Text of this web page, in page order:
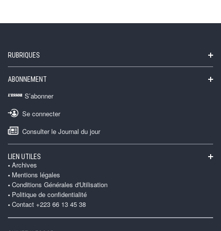
RUBRIQUES
ABONNEMENT
S’abonner
Se connecter
Consulter le Journal du jour
LIEN UTILES
Archives
Mentions légales
Conditions Générales d'Utilisation
Politique de confidentialité
Contact +223 66 13 45 38